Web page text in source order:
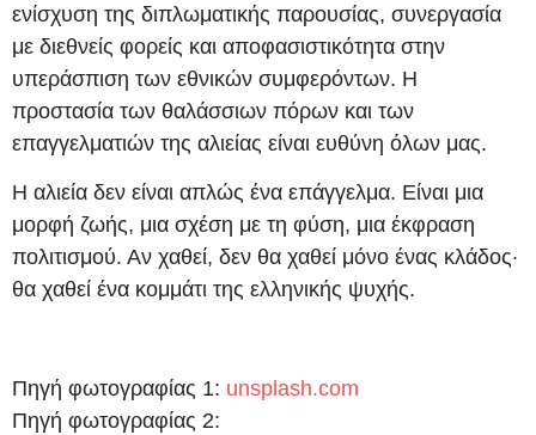
ενίσχυση της διπλωματικής παρουσίας, συνεργασία
με διεθνείς φορείς και αποφασιστικότητα στην
υπεράσπιση των εθνικών συμφερόντων. Η
προστασία των θαλάσσιων πόρων και των
επαγγελματιών της αλιείας είναι ευθύνη όλων μας.
Η αλιεία δεν είναι απλώς ένα επάγγελμα. Είναι μια
μορφή ζωής, μια σχέση με τη φύση, μια έκφραση
πολιτισμού. Αν χαθεί, δεν θα χαθεί μόνο ένας κλάδος·
θα χαθεί ένα κομμάτι της ελληνικής ψυχής.
Πηγή φωτογραφίας 1: unsplash.com
Πηγή φωτογραφίας 2: